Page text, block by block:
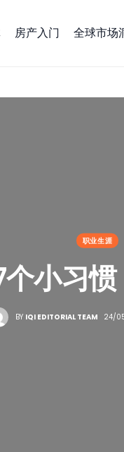
房产入门 全球市场
职业生涯
小习
BY IQI EDITORIAL TEAM 24/